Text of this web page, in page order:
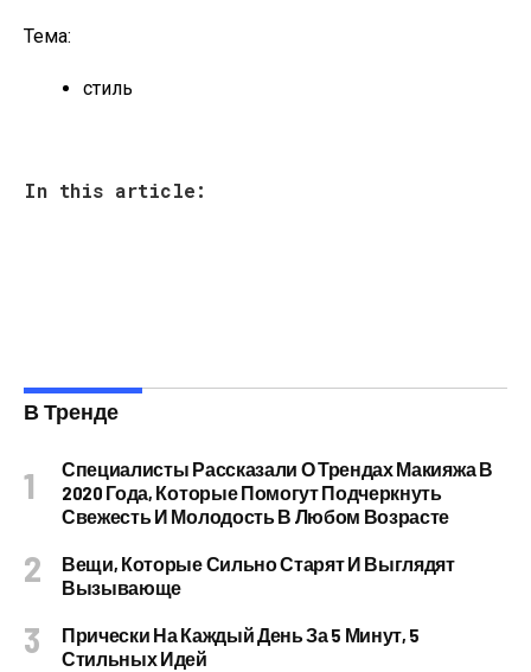
Тема:
стиль
In this article:
В Тренде
Специалисты Рассказали О Трендах Макияжа В
2020 Года, Которые Помогут Подчеркнуть
Свежесть И Молодость В Любом Возрасте
Вещи, Которые Сильно Старят И Выглядят
Вызывающе
Прически На Каждый День За 5 Минут, 5
Стильных Идей